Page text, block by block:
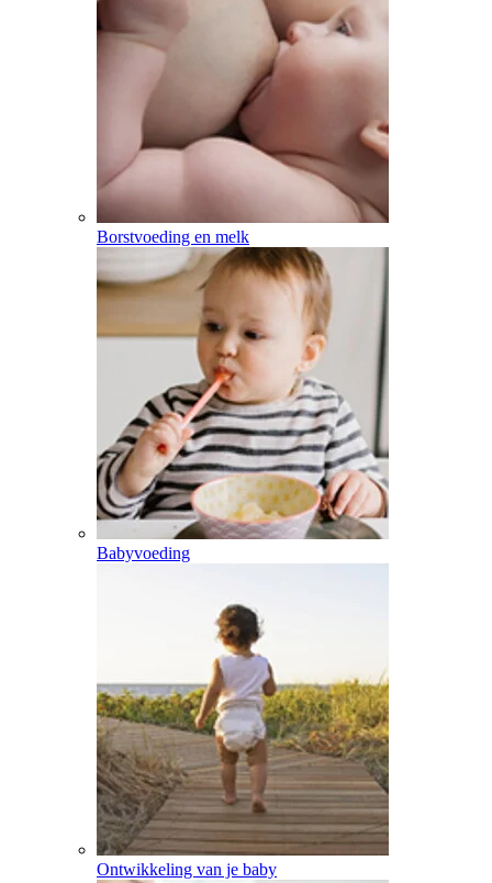
Borstvoeding en melk
Babyvoeding
Ontwikkeling van je baby